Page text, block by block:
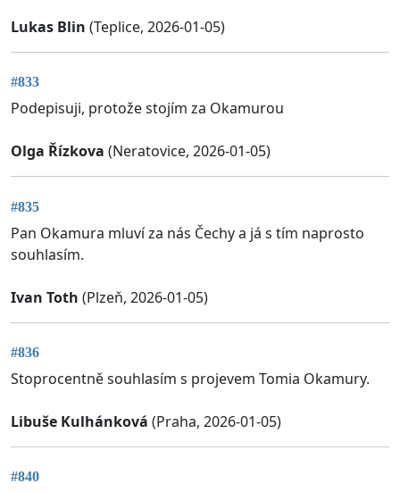
Lukas Blin (Teplice, 2026-01-05)
#833
Podepisuji, protože stojím za Okamurou
Olga Řízkova (Neratovice, 2026-01-05)
#835
Pan Okamura mluví za nás Čechy a já s tím naprosto
souhlasím.
Ivan Toth (Plzeň, 2026-01-05)
#836
Stoprocentně souhlasím s projevem Tomia Okamury.
Libuše Kulhánková (Praha, 2026-01-05)
#840